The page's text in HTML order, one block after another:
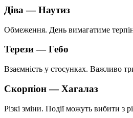
Діва —Наутиз
Обмеження. День вимагатиме
Терези —Гебо
Взаємність у стосунках. Важливо
Скорпіон —Хагалаз
Різкі зміни. Події можуть вибити з